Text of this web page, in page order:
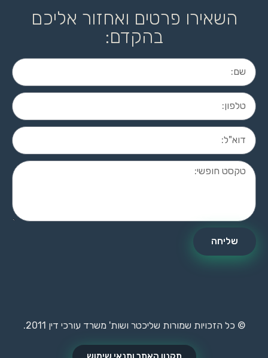
השאירו פרטים ואחזור אליכם
בהקדם:
שליחה
© כל הזכויות שמורות שליכטר ושות' משרד עורכי דין 2011.